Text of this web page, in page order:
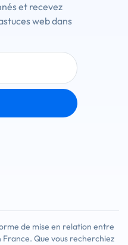
et recevez
web dans
de mise en relation entre
Que vous recherchiez